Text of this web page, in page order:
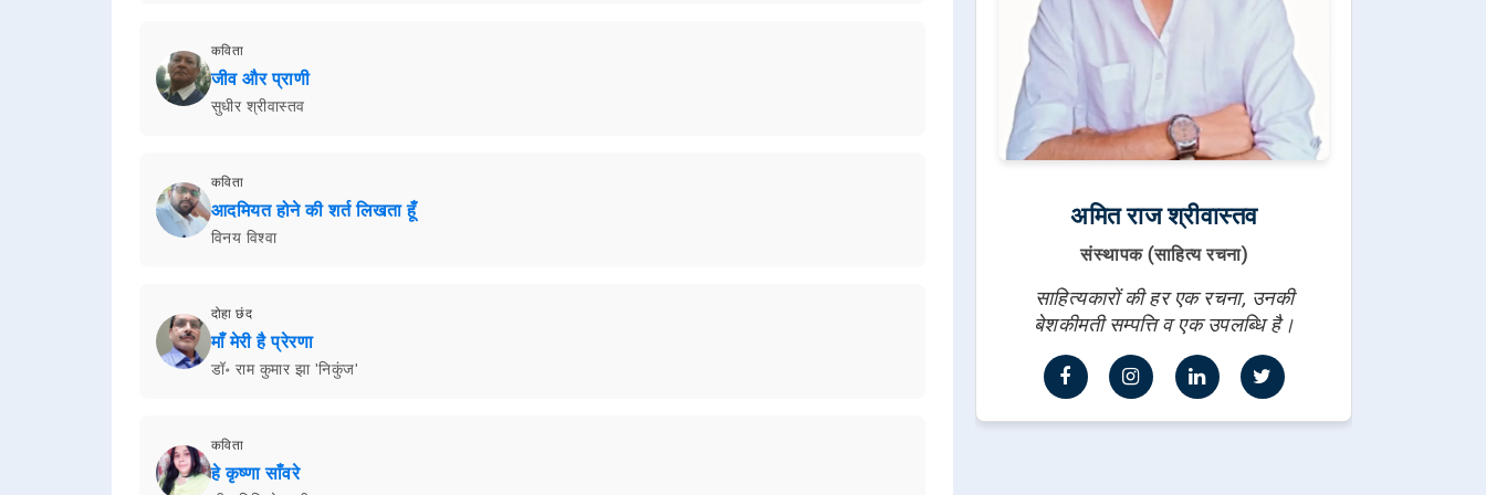
कविता
जीव और प्राणी
सुधीर श्रीवास्तव
कविता
आदमियत होने की शर्त लिखता हूँ
विनय विश्वा
दोहा छंद
माँ मेरी है प्रेरणा
डॉ॰ राम कुमार झा 'निकुंज'
कविता
हे कृष्णा साँवरे
अमित राज श्रीवास्तव
संस्थापक (साहित्य रचना)
साहित्यकारों की हर एक रचना, उनकी
बेशकीमती सम्पत्ति व एक उपलब्धि है।